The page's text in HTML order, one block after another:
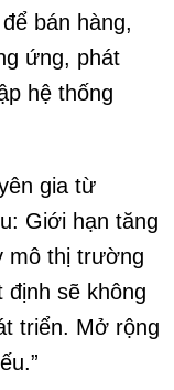
bán hàng,
ứng, phát
hệ thống
gia từ
Giới hạn tăng
mô thị trường
sẽ không
triển. Mở rộng